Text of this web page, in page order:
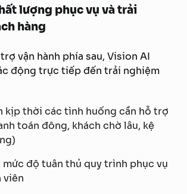
lượng phục vụ và trải
hàng
vận hành phía sau, Vision AI
động trực tiếp đến trải nghiệm
kịp thời các tình huống cần hỗ trợ
toán đông, khách chờ lâu, kệ
mức độ tuân thủ quy trình phục vụ
viên